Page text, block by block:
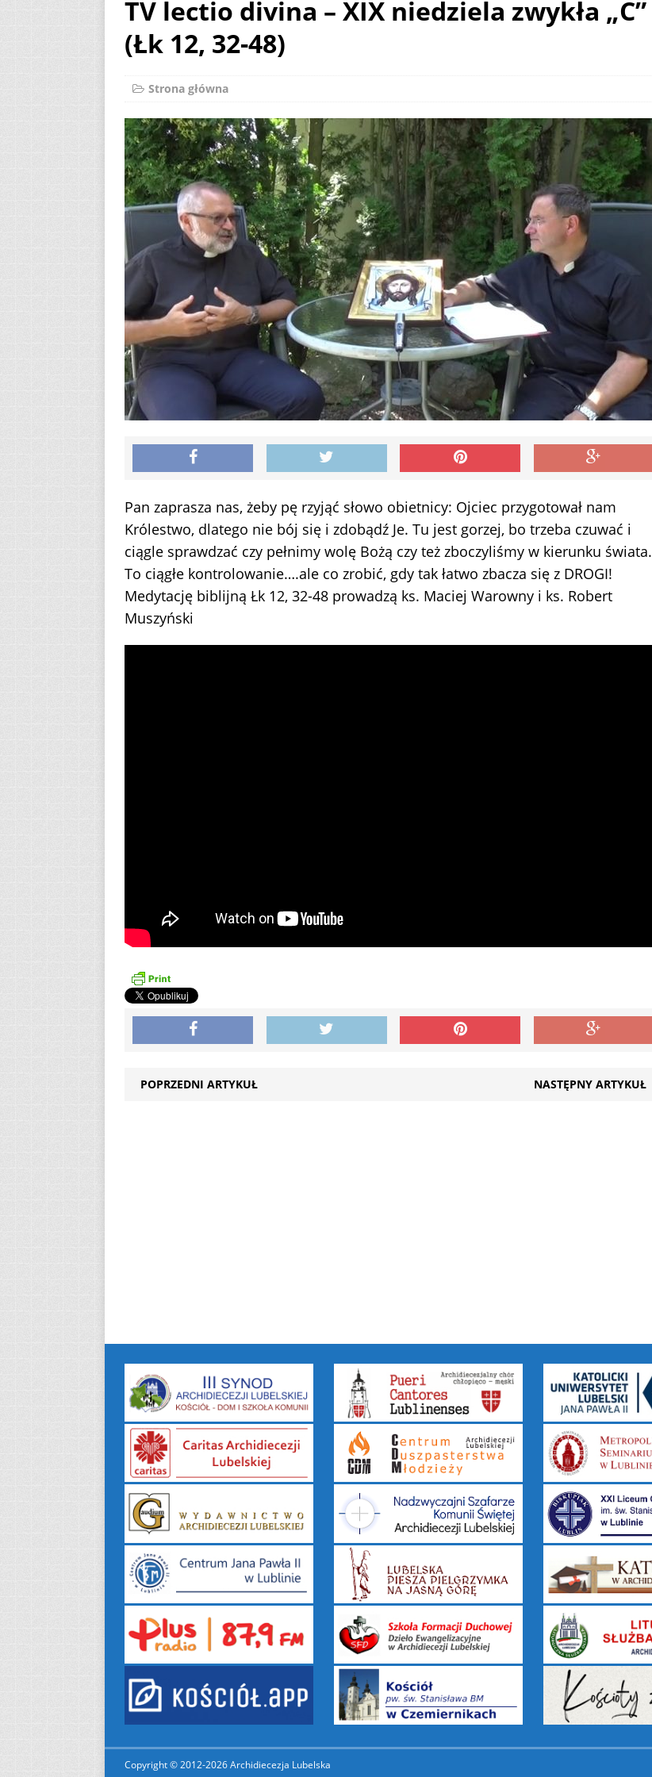
[ 2 sierpnia 2026 ]
TV lectio divina – XIX niedziela zwykła „C”
(Łk 12, 32-48)
Strona główna
Pan zaprasza nas, żeby pę rzyjąć słowo obietnicy: Ojciec przygotował nam
Królestwo, dlatego nie bój się i zdobądź Je. Tu jest gorzej, bo trzeba czuwać i
ciągle sprawdzać czy pełnimy wolę Bożą czy też zboczyliśmy w kierunku świata.
To ciągłe kontrolowanie….ale co zrobić, gdy tak łatwo zbacza się z DROGI!
Medytację biblijną Łk 12, 32-48 prowadzą ks. Maciej Warowny i ks. Robert
Muszyński
POPRZEDNI ARTYKUŁ NASTĘPNY ARTYKUŁ
Copyright © 2012-2026 Archidiecezja Lubelska